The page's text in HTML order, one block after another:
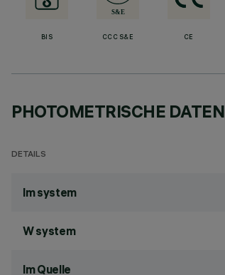
BIS CCC S&E CE
PHOTOMETRISCHE DATEN
DETAILS
lm system
W system
lm Quelle